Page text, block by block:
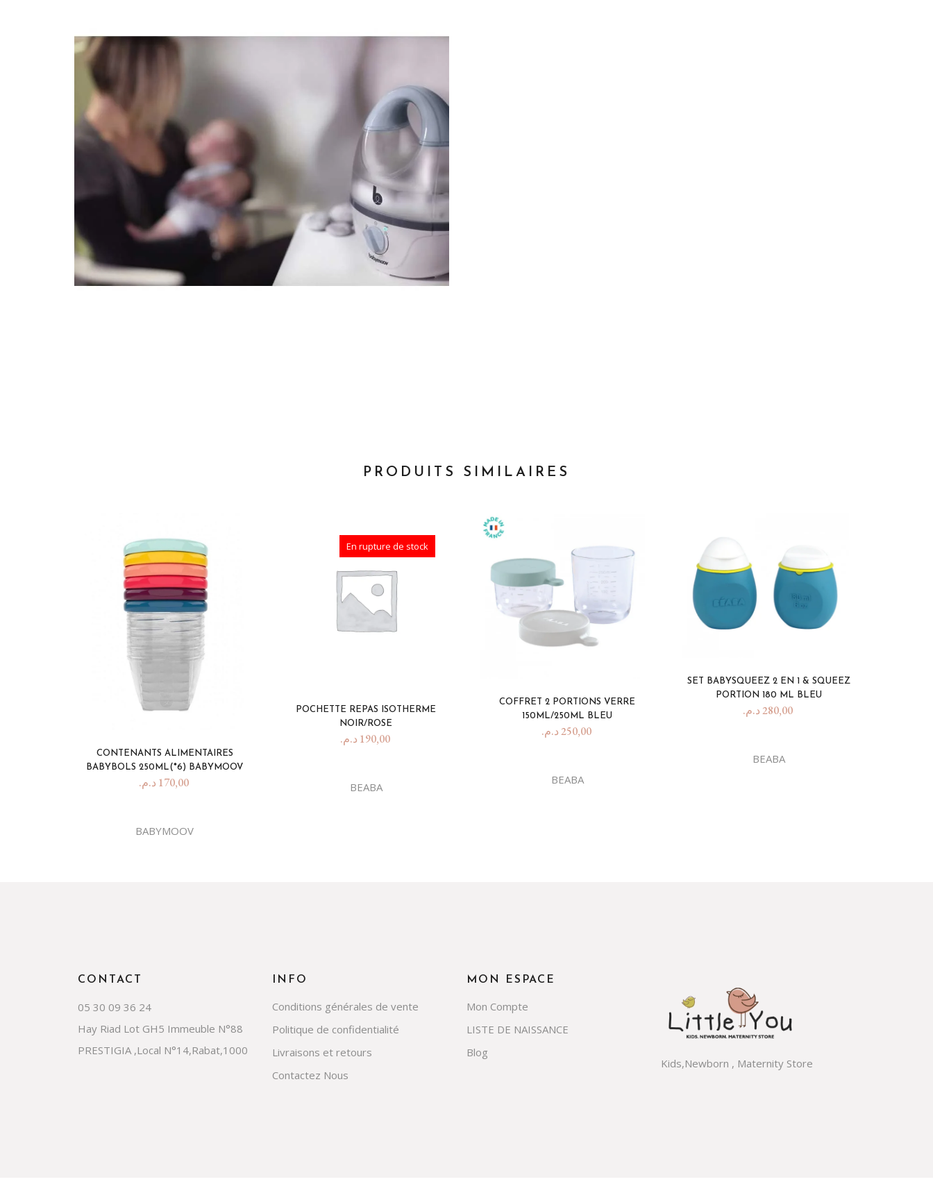
PRODUITS SIMILAIRES
CONTENANTS ALIMENTAIRES
BABYBOLS 250ML(*6) BABYMOOV
170,00 د.م.
BABYMOOV
En rupture de stock
POCHETTE REPAS ISOTHERME
NOIR/ROSE
190,00 د.م.
BEABA
COFFRET 2 PORTIONS VERRE
150ML/250ML BLEU
250,00د.م.
BEABA
SET BABYSQUEEZ 2 EN 1 & SQUEEZ
PORTION 180 ML BLEU
280,00د.م.
BEABA
CONTACT
05 30 09 36 24
Hay Riad Lot GH5 Immeuble N°88
PRESTIGIA ,Local N°14,Rabat,1000
INFO
Conditions générales de vente
Politique de confidentialité
Livraisons et retours
Contactez Nous
MON ESPACE
Mon Compte
LISTE DE NAISSANCE
Blog
Kids,Newborn , Maternity Store